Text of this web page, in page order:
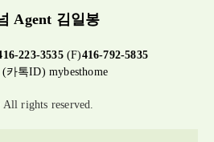
Agent 김일봉
223-3535(F)416-792-5835
(카톡ID) mybesthome
All rights reserved.